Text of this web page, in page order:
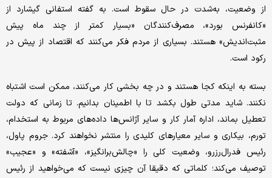
از وضعیت، به‌شدت در حال سقوط است. به گفته استفانی گیشارد از
«کانفرنس بورد»، مصرف‌کنندگان «بسیار کمتر از چند ماه پیش
مثبت‌اندیش» هستند. بسیاری از مردم فکر می‌کنند که اقتصاد از پیش در
رکود است.
بسته به اینکه کجا هستند و در چه بخشی کار می‌کنند، ممکن است اشتباه
نکنند. شاید مدتی طول بکشد تا با اطمینان بدانیم. تا زمانی که دولت
تعطیل بماند، اداره آمار کار و سایر آژانس‌ها داده‌های مربوط به استخدام،
تورم، بیکاری و سایر معیارهای کلیدی را منتشر نخواهند کرد. جروم پاول،
رئیس فدرال‌رزرو، وضعیت کلی را «چالش‌برانگیز»، «آشفته» و «عجیب»
توصیف می‌کند؛ کلماتی که دقیقا آن چیزی نیست که می‌خواهید از رئیس